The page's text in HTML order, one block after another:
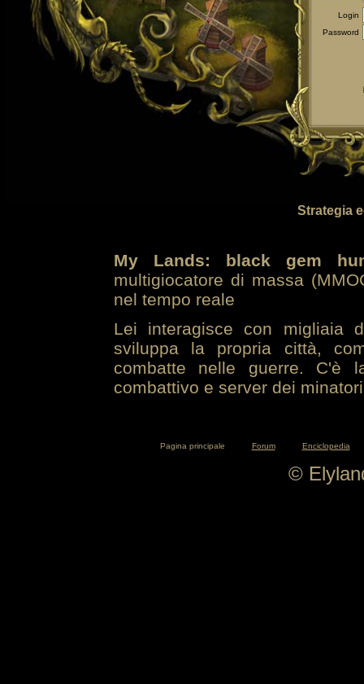
Login
Password
Strategia
My Lands: black gem
multigiocatore di massa
nel tempo reale
Lei interagisce con migliaia
sviluppa la propria città,
combatte nelle guerre. C'è
combattivo e server dei
Pagina principale Forum Enciclopedia
©